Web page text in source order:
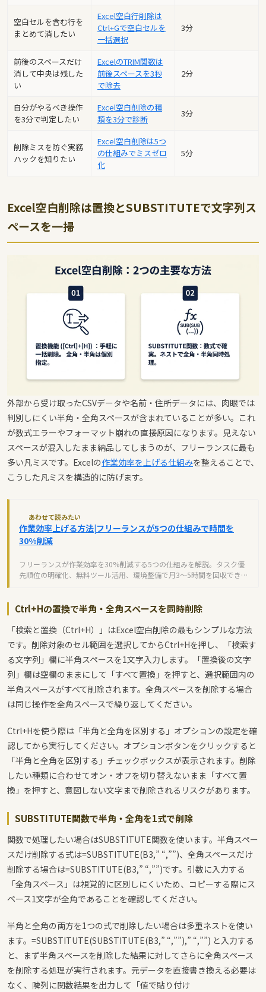
空白セルを含む行を
まとめて消したい
Excel空白行削除は
Ctrl+Gで空白セルを
一括選択
3分
前後のスペースだけ
消して中央は残した
い
ExcelのTRIM関数は
前後スペースを3秒
で除去
2分
自分がやるべき操作
を3分で判定したい
Excel空白削除の種
類を3分で診断
3分
削除ミスを防ぐ実務
ハックを知りたい
Excel空白削除は5つ
の仕組みでミスゼロ
化
5分
Excel空白削除は置換とSUBSTITUTEで文字列ス
ペースを一掃
外部から受け取ったCSVデータや名前・住所データには、肉眼では
判別しにくい半角・全角スペースが含まれていることが多い。これ
が数式エラーやフォーマット崩れの直接原因になります。見えない
スペースが混入したまま納品してしまうのが、フリーランスに最も
多い凡ミスです。Excelの作業効率を上げる仕組みを整えることで、
こうした凡ミスを構造的に防げます。
あわせて読みたい
作業効率上げる方法|フリーランスが5つの仕組みで時間を
30%削減
フリーランスが作業効率を30%削減する5つの仕組みを解説。タスク優
先順位の明確化、無料ツール活用、環境整備で月3〜5時間を回収できま
Ctrl+Hの置換で半角・全角スペースを同時削除
「検索と置換（Ctrl+H）」はExcel空白削除の最もシンプルな方法
です。削除対象のセル範囲を選択してからCtrl+Hを押し、「検索す
る文字列」欄に半角スペースを1文字入力します。「置換後の文字
列」欄は空欄のままにして「すべて置換」を押すと、選択範囲内の
半角スペースがすべて削除されます。全角スペースを削除する場合
は同じ操作を全角スペースで繰り返してください。
Ctrl+Hを使う際は「半角と全角を区別する」オプションの設定を確
認してから実行してください。オプションボタンをクリックすると
「半角と全角を区別する」チェックボックスが表示されます。削除
したい種類に合わせてオン・オフを切り替えないまま「すべて置
換」を押すと、意図しない文字まで削除されるリスクがあります。
SUBSTITUTE関数で半角・全角を1式で削除
関数で処理したい場合はSUBSTITUTE関数を使います。半角スペー
スだけ削除する式は=SUBSTITUTE(B3,” “,””)、全角スペースだけ
削除する場合は=SUBSTITUTE(B3,” “,””)です。引数に入力する
「全角スペース」は視覚的に区別しにくいため、コピーする際にス
ペース1文字が全角であることを確認してください。
半角と全角の両方を1つの式で削除したい場合は多重ネストを使い
ます。 =SUBSTITUTE(SUBSTITUTE(B3,” “,””),” “,””) と入力する
と、まず半角スペースを削除した結果に対してさらに全角スペース
を削除する処理が実行されます。元データを直接書き換える必要は
なく、隣列に関数結果を出力して「値で貼り付け